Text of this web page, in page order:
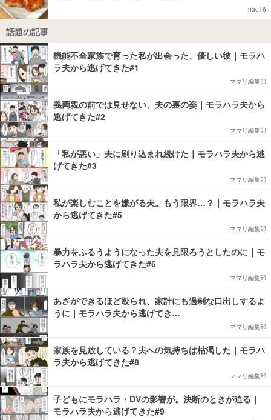
nao16
話題の記事
機能不全家族で育った私が出会った、優しい彼｜モラハ
ラ夫から逃げてきた#1
ママリ編集部
義両親の前では見せない、夫の裏の姿｜モラハラ夫から
逃げてきた#2
ママリ編集部
「私が悪い」夫に刷り込まれ続けた｜モラハラ夫から逃
げてきた#3
ママリ編集部
私が楽しむことを嫌がる夫。もう限界…？｜モラハラ夫
から逃げてきた#5
ママリ編集部
暴力をふるうようになった夫を見限ろうとしたのに｜モ
ラハラ夫から逃げてきた#6
ママリ編集部
あざができるほど殴られ、家計にも過剰な口出しするよ
うに｜モラハラ夫から逃げてき…
ママリ編集部
家族を見放している？夫への気持ちは枯渇した｜モラハ
ラ夫から逃げてきた#8
ママリ編集部
子どもにモラハラ・DVの影響が。決断のときが迫る｜
モラハラ夫から逃げてきた#9